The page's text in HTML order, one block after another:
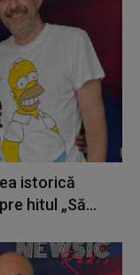
istorică
hitul „Să...